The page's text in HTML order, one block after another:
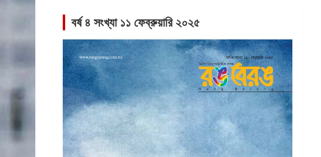
বর্ষ ৪ সংখ্যা ১১ ফেব্রুয়ারি ২০২৫